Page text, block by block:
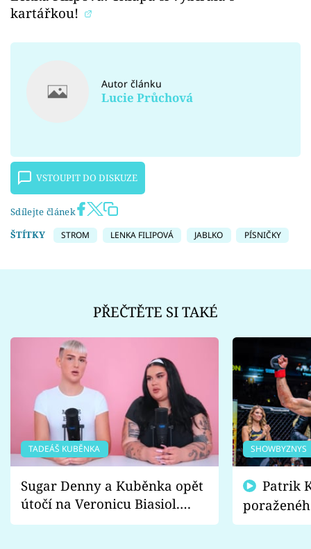
kartářkou!
Autor článku
Lucie Průchová
VSTOUPIT DO DISKUZE
Sdílejte článek
ŠTÍTKY
STROM LENKA FILIPOVÁ JABLKO PÍSNIČKY
PŘEČTĚTE SI TAKÉ
TADEÁŠ KUBĚNKA
Sugar Denny a Kuběnka opět
útočí na Veronicu Biasiol.
Proč je podle nich falešná a
SHOWBYZNYS
fanoušci